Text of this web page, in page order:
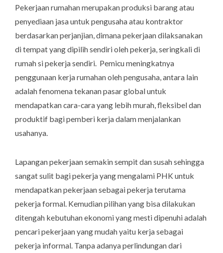
Pekerjaan rumahan merupakan produksi barang atau
penyediaan jasa untuk pengusaha atau kontraktor
berdasarkan perjanjian, dimana pekerjaan dilaksanakan
di tempat yang dipilih sendiri oleh pekerja, seringkali di
rumah si pekerja sendiri. Pemicu meningkatnya
penggunaan kerja rumahan oleh pengusaha, antara lain
adalah fenomena tekanan pasar global untuk
mendapatkan cara-cara yang lebih murah, fleksibel dan
produktif bagi pemberi kerja dalam menjalankan
usahanya.
Lapangan pekerjaan semakin sempit dan susah sehingga
sangat sulit bagi pekerja yang mengalami PHK untuk
mendapatkan pekerjaan sebagai pekerja terutama
pekerja formal. Kemudian pilihan yang bisa dilakukan
ditengah kebutuhan ekonomi yang mesti dipenuhi adalah
pencari pekerjaan yang mudah yaitu kerja sebagai
pekerja informal. Tanpa adanya perlindungan dari